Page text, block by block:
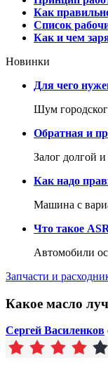
Как
Список
Как и чем
Новинки
Для чего
Шум
Обратная и
Залог долгой
Как надо
Машина с
Что такое
Автомобили
Запчасти и
Какое масло
Сергей Василенков